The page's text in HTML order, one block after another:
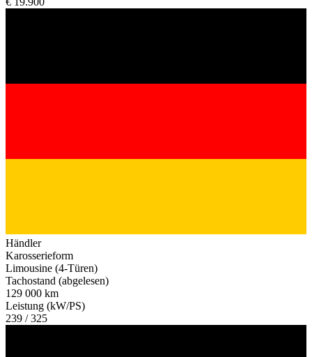
Händler
Karosserieform
Limousine (4-Türen)
Tachostand (abgelesen)
129 000 km
Leistung (kW/PS)
239 / 325